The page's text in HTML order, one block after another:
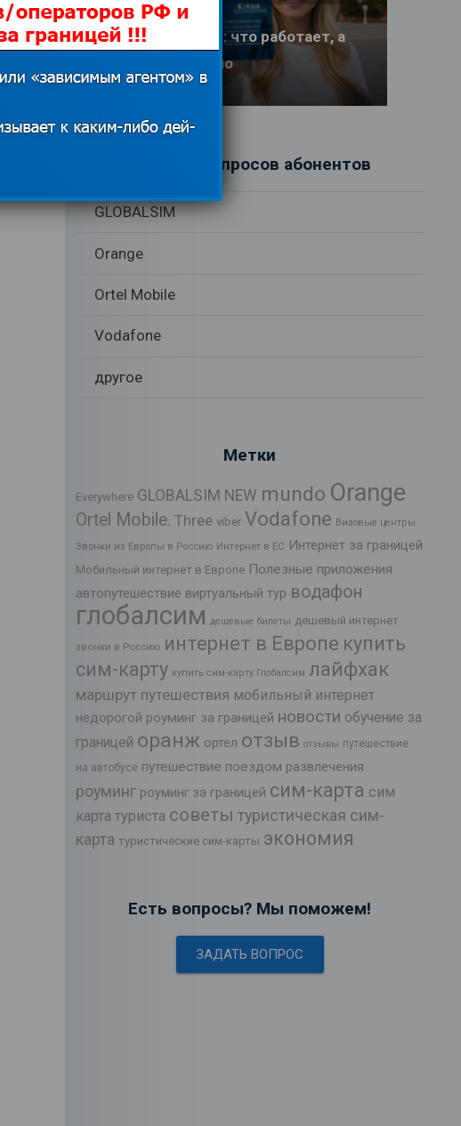
Интернет в Китае: что работает, а
что заблокировано
17.06.2026
Рубрики вопросов абонентов
GLOBALSIM
Orange
Ortel Mobile
Vodafone
другое
Метки
Everywhere GLOBALSIM NEW mundo Orange
Ortel Mobile. Three viber Vodafone Визовые центры
Звонки из Европы в Россию Интернет в ЕС Интернет за границей
Мобильный интернет в Европе Полезные приложения
автопутешествие виртуальный тур водафон
глобалсим дешевые билеты дешевый интернет
звонки в Россию интернет в Европе купить
сим-карту купить сим-карту Глобалсим лайфхак
маршрут путешествия мобильный интернет
недорогой роуминг за границей новости обучение за
границей оранж ортел отзыв отзывы путешествие
на автобусе путешествие поездом развлечения
роуминг роуминг за границей сим-карта сим
карта туриста советы туристическая сим-
карта туристические сим-карты экономия
Есть вопросы? Мы поможем!
ЗАДАТЬ ВОПРОС